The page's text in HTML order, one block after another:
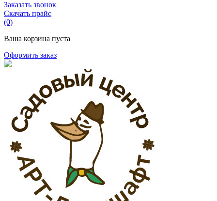
Заказать звонок
Скачать прайс
(0)
Ваша корзина пуста
Оформить заказ